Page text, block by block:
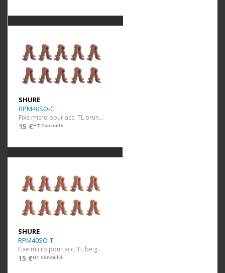
SHURE
RPM40SO-C
Fixe micro pour acc. TL brun 10 pcs
15 €HT Conseillé
SHURE
RPM40SO-T
Fixe micro pour acc. TL beige 10 pcs
15 €HT Conseillé